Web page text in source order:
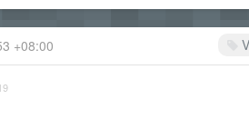
+08:00